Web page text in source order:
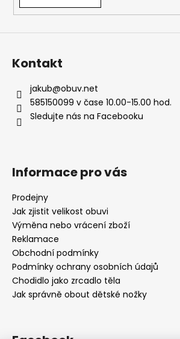
u
Kontakt
jakub@obuv.net
585150099 v čase 10.00-15.00 hod.
Sledujte nás na Facebooku
Informace pro vás
Prodejny
Jak zjistit velikost obuvi
Výměna nebo vrácení zboží
Reklamace
Obchodní podmínky
Podmínky ochrany osobních údajů
Chodidlo jako zrcadlo těla
Jak správně obout dětské nožky